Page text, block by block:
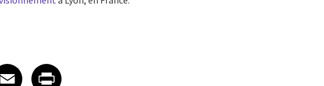
on Xon Facebook
article on Email
Email
Share article on Print